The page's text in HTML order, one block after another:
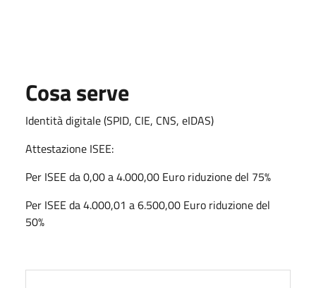
Cosa serve
Identità digitale (SPID, CIE, CNS, eIDAS)
Attestazione ISEE:
Per ISEE da 0,00 a 4.000,00 Euro riduzione del 75%
Per ISEE da 4.000,01 a 6.500,00 Euro riduzione del
50%